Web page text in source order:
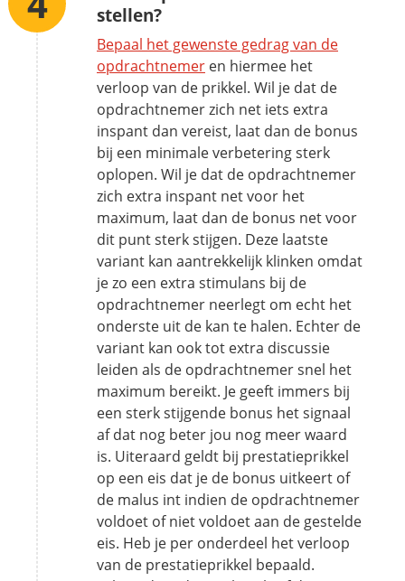
stellen?
Bepaal het gewenste gedrag van de
opdrachtnemer en hiermee het
verloop van de prikkel. Wil je dat de
opdrachtnemer zich net iets extra
inspant dan vereist, laat dan de bonus
bij een minimale verbetering sterk
oplopen. Wil je dat de opdrachtnemer
zich extra inspant net voor het
maximum, laat dan de bonus net voor
dit punt sterk stijgen. Deze laatste
variant kan aantrekkelijk klinken omdat
je zo een extra stimulans bij de
opdrachtnemer neerlegt om echt het
onderste uit de kan te halen. Echter de
variant kan ook tot extra discussie
leiden als de opdrachtnemer snel het
maximum bereikt. Je geeft immers bij
een sterk stijgende bonus het signaal
af dat nog beter jou nog meer waard
is. Uiteraard geldt bij prestatieprikkel
op een eis dat je de bonus uitkeert of
de malus int indien de opdrachtnemer
voldoet of niet voldoet aan de gestelde
eis. Heb je per onderdeel het verloop
van de prestatieprikkel bepaald.